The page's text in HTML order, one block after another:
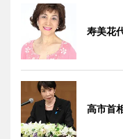
寿美花
高市首